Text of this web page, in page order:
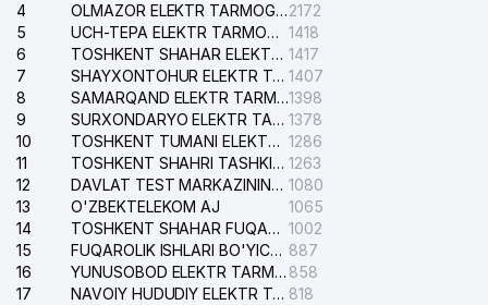
4
OLMAZOR ELEKTR TARMOG'I NOSOZLIKLARI XIZMATI2172
5
UCH-TEPA ELEKTR TARMOG'I NOSOZLIKLARI XIZMATI 1418
6
TOSHKENT SHAHAR ELEKTR TARMOQLARI KORXONASI AJ 1417
7
SHAYXONTOHUR ELEKTR TARMOG'I NOSOZLIKLARINI TUZATISH XIZMATI 1407
8
SAMARQAND ELEKTR TARMOQLARI AJ1398
9
SURXONDARYO ELEKTR TARMOQLARI AJ 1378
10
TOSHKENT TUMANI ELEKTR TARMOG'I AVARIYA XIZMATI 1286
11
TOSHKENT SHAHRI TASHKILOT TELEFONLARI HAQIDA MA'LUMOT BYUROSI 1263
12
DAVLAT TEST MARKAZINING ISHONCH TELEFONLARI 1080
13
O'ZBEKTELEKOM AJ
1065
14
TOSHKENT SHAHAR FUQAROLIK ISHLARI BO'YICHA SUDI 1002
15
FUQAROLIK ISHLARI BO'YICHA YAKKASAROY TUMANLARARO SUDI 887
16
YUNUSOBOD ELEKTR TARMOG'I NOSOZLIKLARI XIZMATI 858
17
NAVOIY HUDUDIY ELEKTR TARMOQLARI KORXONASI AJ 818